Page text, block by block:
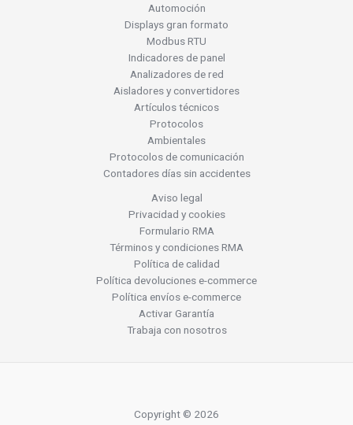
Automoción
Displays gran formato
Modbus RTU
Indicadores de panel
Analizadores de red
Aisladores y convertidores
Artículos técnicos
Protocolos
Ambientales
Protocolos de comunicación
Contadores días sin accidentes
Aviso legal
Privacidad y cookies
Formulario RMA
Términos y condiciones RMA
Política de calidad
Política devoluciones e-commerce
Política envíos e-commerce
Activar Garantía
Trabaja con nosotros
Copyright © 2026